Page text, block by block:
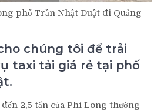
phố Trần Nhật Duật đi Quảng
chúng tôi để trải
taxi tải giá rẻ tại phố
2,5 tấn của Phi Long thường